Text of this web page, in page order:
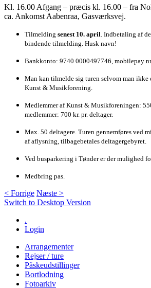
Kl. 16.00 Afgang – præcis kl. 16.00 – fra
ca. Ankomst Aabenraa, Gasværksvej.
Tilmelding senest 10. april. Indbetaling af
bindende tilmelding. Husk navn!
Bankkonto: 9740 0000497746, mobilepay
Man kan tilmelde sig turen selvom man ikke
Kunst & Musikforening.
Medlemmer af Kunst & Musikforeningen:
medlemmer: 700 kr. pr. deltager.
Max. 50 deltagere. Turen gennemføres ved
af aflysning, tilbagebetales deltagergebyret.
Ved busparkering i Tønder er der mulighed
Medbring pas.
< Forrige Næste >
Switch to Desktop Version
.
Login
Arrangementer
Rejser / ture
Påskeudstillinger
Bortlodning
Fotoarkiv